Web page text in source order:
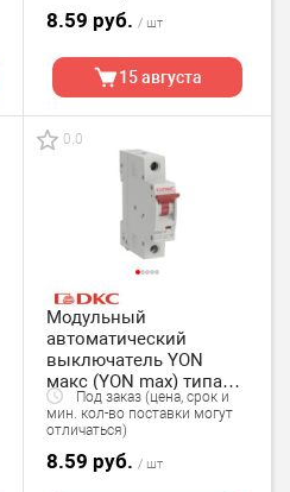
8.59 руб. / шт
15 августа
0.0
Модульный
автоматический
выключатель YON
макс (YON max) типа
MD63, 1 полюс, хар-ка
C, 4А, 4,5кА DKC
Под заказ (цена, срок и
мин. кол-во поставки могут
отличаться)
8.59 руб. / шт